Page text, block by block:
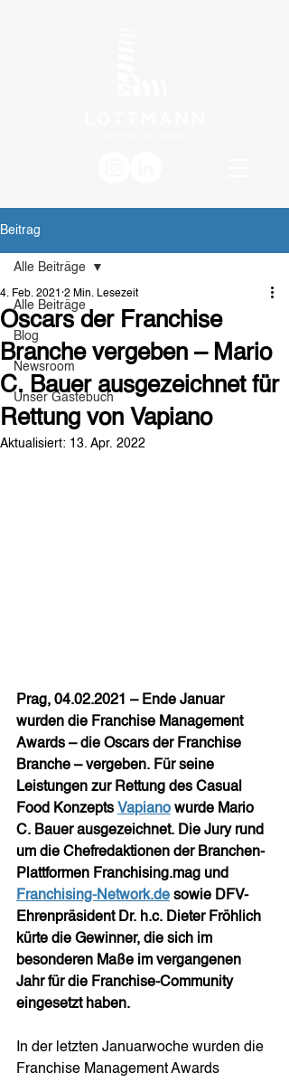
Beitrag
Alle Beiträge
Blog
Newsroom
Unser Gästebuch
Alle Beiträge
Oscars der Franchise
Branche vergeben – Mario
C. Bauer ausgezeichnet für
Rettung von Vapiano
4. Feb. 2021 2 Min. Lesezeit
Aktualisiert: 13. Apr. 2022
Prag, 04.02.2021 – Ende Januar
wurden die Franchise Management
Awards – die Oscars der Franchise
Branche – vergeben. Für seine
Leistungen zur Rettung des Casual
Food Konzepts Vapiano wurde Mario
C. Bauer ausgezeichnet. Die Jury rund
um die Chefredaktionen der Branchen-
Plattformen Franchising.mag und
Franchising-Network.de sowie DFV-
Ehrenpräsident Dr. h.c. Dieter Fröhlich
kürte die Gewinner, die sich im
besonderen Maße im vergangenen
Jahr für die Franchise-Community
eingesetzt haben.
In der letzten Januarwoche wurden die
Franchise Management Awards